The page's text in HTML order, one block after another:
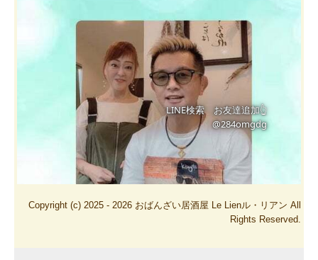
LINE検索　お友達追加👆
@284omgdg
Copyright (c) 2025 - 2026 おばんざい居酒屋 Le Lienル・リアン All
Rights Reserved.